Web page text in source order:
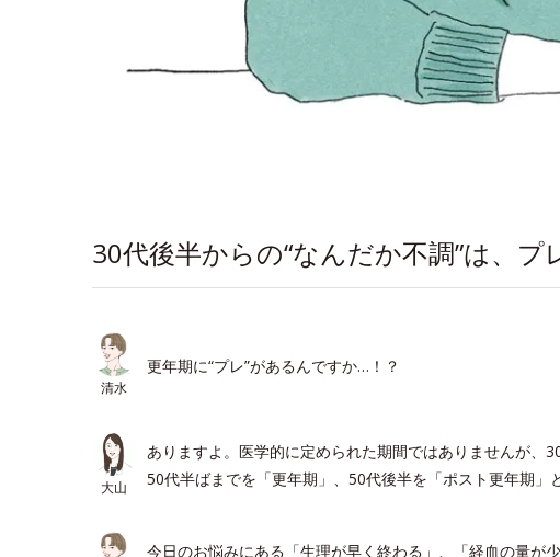
30代後半からの“なんだか不調”は、プ
清水
更年期に“プレ”があるんですか…！？
大山
ありますよ。医学的に定められた期間ではありませんが、
50代半ばまでを「更年期」、50代後半を「ポスト更年期」
今日のお悩みにある「生理が早く終わる」、「経血の量が